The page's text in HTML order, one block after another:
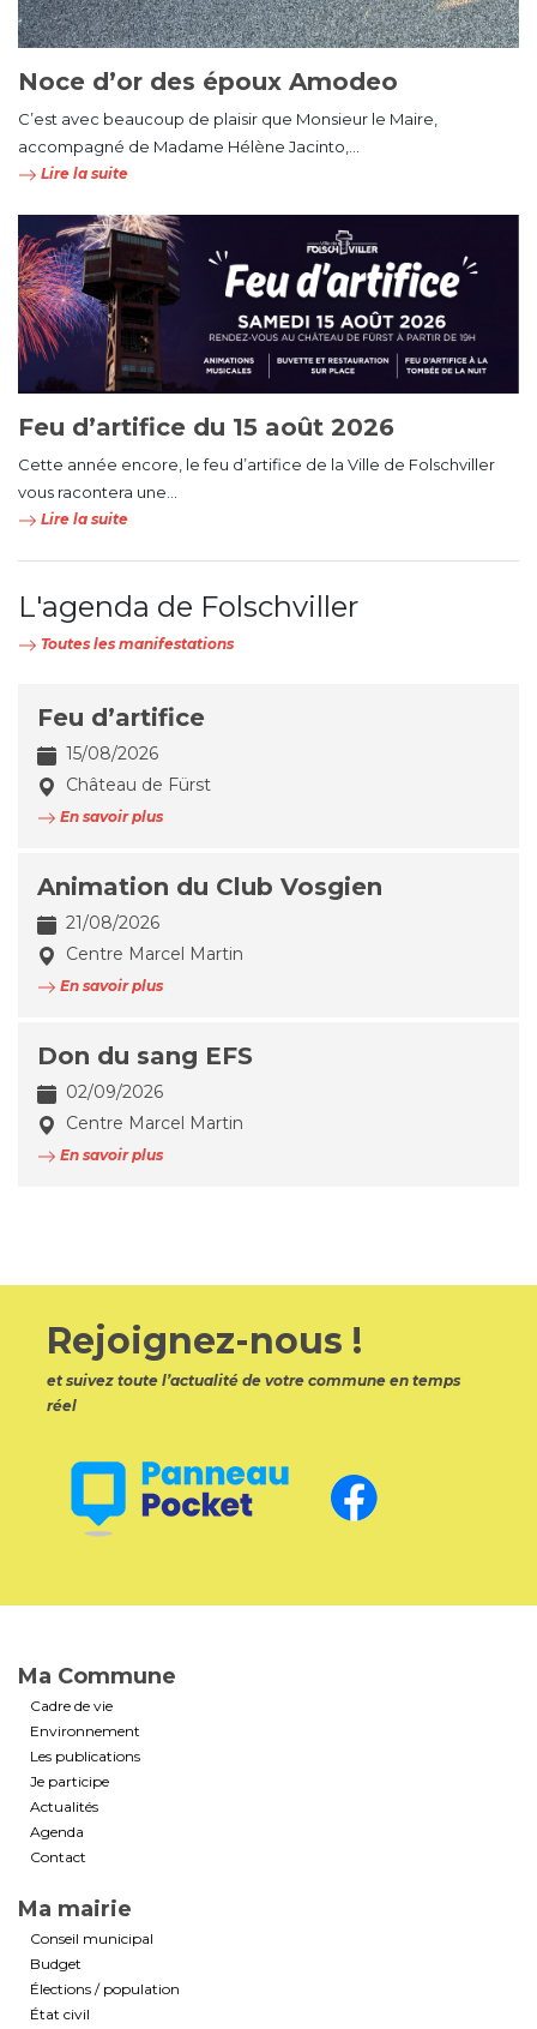
Noce d’or des époux Amodeo
C’est avec beaucoup de plaisir que Monsieur le Maire,
accompagné de Madame Hélène Jacinto,...
Lire la suite
Feu d’artifice du 15 août 2026
Cette année encore, le feu d’artifice de la Ville de Folschviller
vous racontera une...
Lire la suite
L'agenda de Folschviller
Toutes les manifestations
Feu d’artifice
15/08/2026
Château de Fürst
En savoir plus
Animation du Club Vosgien
21/08/2026
Centre Marcel Martin
En savoir plus
Don du sang EFS
02/09/2026
Centre Marcel Martin
En savoir plus
Rejoignez-nous !
et suivez toute l’actualité de votre commune en temps
réel
Ma Commune
Cadre de vie
Environnement
Les publications
Je participe
Actualités
Agenda
Contact
Ma mairie
Conseil municipal
Budget
Élections / population
État civil